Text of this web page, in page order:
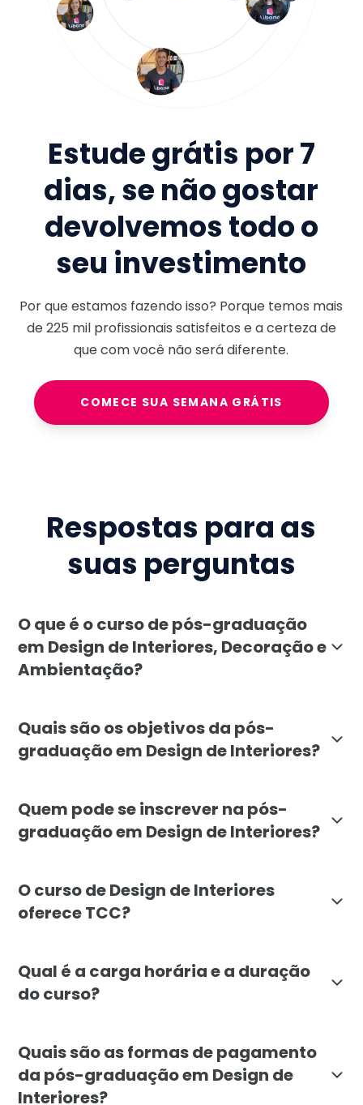
Estude grátis por 7
dias, se não gostar
devolvemos todo o
seu investimento
Por que estamos fazendo isso? Porque temos mais
de225 milprofissionais satisfeitos e a certeza de
que com você não será diferente.
COMECE SUA SEMANA GRÁTIS
Respostas para as
suas perguntas
O que é o curso de pós-graduação
em Design de Interiores, Decoração e
Ambientação?
Quais são os objetivos da pós-
graduação em Design de Interiores?
Quem pode se inscrever na pós-
graduação em Design de Interiores?
O curso de Design de Interiores
oferece TCC?
Qual é a carga horária e a duração
do curso?
Quais são as formas de pagamento
da pós-graduação em Design de
Interiores?